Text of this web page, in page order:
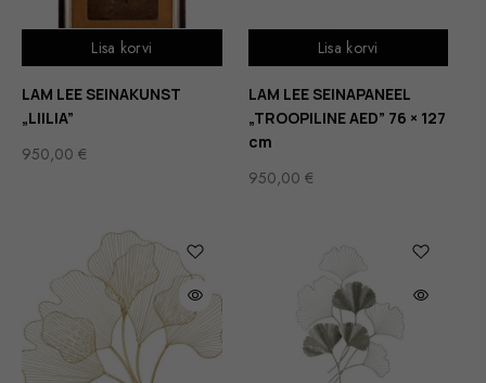
Lisa korvi
LAM LEE SEINAKUNST
„LIILIA”
950,00 €
Lisa korvi
LAM LEE SEINAPANEEL
„TROOPILINE AED” 76 × 127
cm
950,00 €